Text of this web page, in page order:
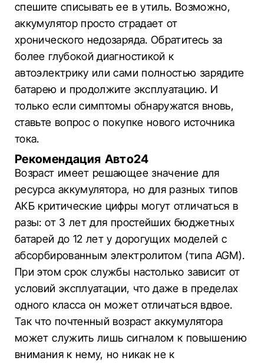
спешите списывать ее в утиль. Возможно,
аккумулятор просто страдает от
хронического недозаряда. Обратитесь за
более глубокой диагностикой к
автоэлектрику или сами полностью зарядите
батарею и продолжите эксплуатацию. И
только если симптомы обнаружатся вновь,
ставьте вопрос о покупке нового источника
тока.
Рекомендация Авто24
Возраст имеет решающее значение для
ресурса аккумулятора, но для разных типов
АКБ критические цифры могут отличаться в
разы: от 3 лет для простейших бюджетных
батарей до 12 лет у дорогущих моделей с
абсорбированным электролитом (типа AGM).
При этом срок службы настолько зависит от
условий эксплуатации, что даже в пределах
одного класса он может отличаться вдвое.
Так что почтенный возраст аккумулятора
может служить лишь сигналом к повышению
внимания к нему, но никак не к